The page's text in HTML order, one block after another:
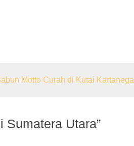
Motto Curah di Kutai
Sumatera Utara”